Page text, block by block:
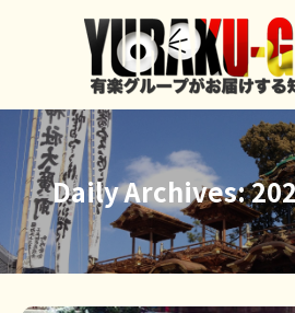
Daily Archives: